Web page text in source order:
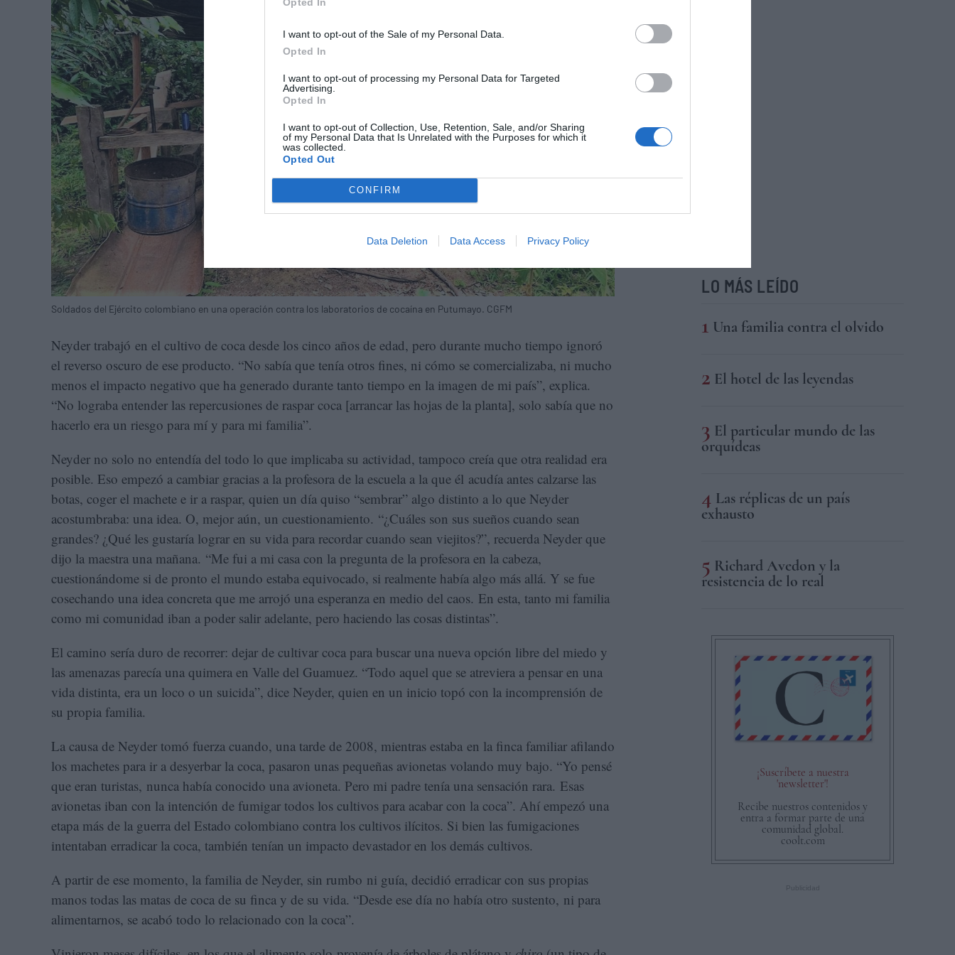
I want to opt-out of the Sale of my Personal Data.
Opted In
I want to opt-out of processing my Personal Data for Targeted
Advertising.
Opted In
I want to opt-out of Collection, Use, Retention, Sale, and/or Sharing
of my Personal Data that Is Unrelated with the Purposes for which it
was collected.
Opted Out
CONFIRM
Data Deletion Data Access Privacy Policy
Soldados del Ejército colombiano en una operación contra los laboratorios de cocaína en Putumayo. CGFM
Neyder trabajó en el cultivo de coca desde los cinco años de edad, pero durante mucho tiempo ignoró
el reverso oscuro de ese producto. “No sabía que tenía otros fines, ni cómo se comercializaba, ni mucho
menos el impacto negativo que ha generado durante tanto tiempo en la imagen de mi país”, explica.
“No lograba entender las repercusiones de raspar coca [arrancar las hojas de la planta], solo sabía que no
hacerlo era un riesgo para mí y para mi familia”.
Neyder no solo no entendía del todo lo que implicaba su actividad, tampoco creía que otra realidad era
posible. Eso empezó a cambiar gracias a la profesora de la escuela a la que él acudía antes calzarse las
botas, coger el machete e ir a raspar, quien un día quiso “sembrar” algo distinto a lo que Neyder
acostumbraba: una idea. O, mejor aún, un cuestionamiento. “¿Cuáles son sus sueños cuando sean
grandes? ¿Qué les gustaría lograr en su vida para recordar cuando sean viejitos?”, recuerda Neyder que
dijo la maestra una mañana. “Me fui a mi casa con la pregunta de la profesora en la cabeza,
cuestionándome si de pronto el mundo estaba equivocado, si realmente había algo más allá. Y se fue
cosechando una idea concreta que me arrojó una esperanza en medio del caos. En esta, tanto mi familia
como mi comunidad iban a poder salir adelante, pero haciendo las cosas distintas”.
El camino sería duro de recorrer: dejar de cultivar coca para buscar una nueva opción libre del miedo y
las amenazas parecía una quimera en Valle del Guamuez. “Todo aquel que se atreviera a pensar en una
vida distinta, era un loco o un suicida”, dice Neyder, quien en un inicio topó con la incomprensión de
su propia familia.
La causa de Neyder tomó fuerza cuando, una tarde de 2008, mientras estaba en la finca familiar afilando
los machetes para ir a desyerbar la coca, pasaron unas pequeñas avionetas volando muy bajo. “Yo pensé
que eran turistas, nunca había conocido una avioneta. Pero mi padre tenía una sensación rara. Esas
avionetas iban con la intención de fumigar todos los cultivos para acabar con la coca”. Ahí empezó una
etapa más de la guerra del Estado colombiano contra los cultivos ilícitos. Si bien las fumigaciones
intentaban erradicar la coca, también tenían un impacto devastador en los demás cultivos.
A partir de ese momento, la familia de Neyder, sin rumbo ni guía, decidió erradicar con sus propias
manos todas las matas de coca de su finca y de su vida. “Desde ese día no había otro sustento, ni para
alimentarnos, se acabó todo lo relacionado con la coca”.
LO MÁS LEÍDO
Una familia contra el olvido
El hotel de las leyendas
El particular mundo de las
orquídeas
Las réplicas de un país
exhausto
Richard Avedon y la
resistencia de lo real
¡Suscríbete a nuestra
'newsletter'!
Recibe nuestros contenidos y
entra a formar parte de una
comunidad global.
coolt.com